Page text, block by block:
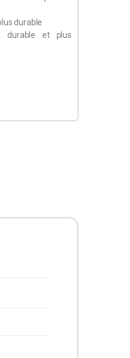
durable
durable et plus